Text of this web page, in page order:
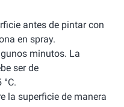
antes de pintar con
en spray.
minutos. La
ser de
la superficie de manera